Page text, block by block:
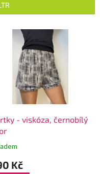
- viskóza, černobílý
Kč